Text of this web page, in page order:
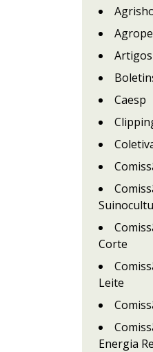
Artigos
Caesp
Corte
Leite
Energia